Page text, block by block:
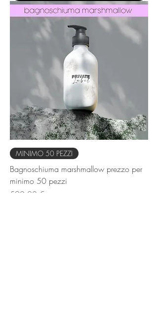
MINIMO 50 PEZZI
Bagnoschiuma marshmallow prezzo per
minimo 50 pezzi
Prezzo
590,00 €